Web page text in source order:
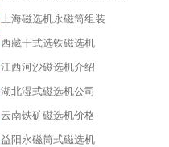
上海磁选机永磁筒组装
西藏干式选铁磁选机
江西河沙磁选机介绍
湖北湿式磁选机公司
云南铁矿磁选机价格
益阳永磁筒式磁选机